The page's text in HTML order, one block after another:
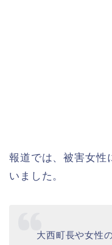
報道では、被害女性
いました。
大西町長や女性